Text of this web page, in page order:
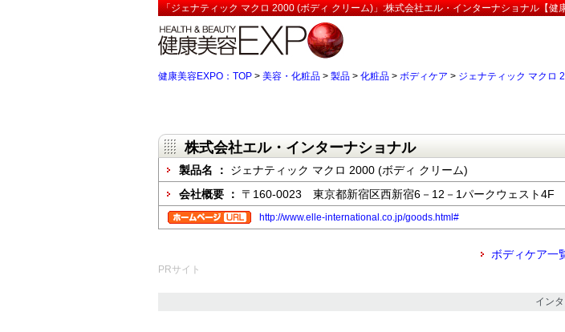
「ジェナティック マクロ 2000 (ボディ クリーム)」:株式会社エル・インターナショナル【健
健康美容EXPO：TOP > 美容・化粧品 > 製品 > 化粧品 > ボディケア > ジェナティック マクロ
株式会社エル・インターナショナル
製品名 ： ジェナティック マクロ 2000 (ボディ クリーム)
会社概要 ： 〒160-0023 東京都新宿区西新宿6－12－1パークウェスト4F
http://www.elle-international.co.jp/goods.html#
ボディケア一
PRサイト
イン